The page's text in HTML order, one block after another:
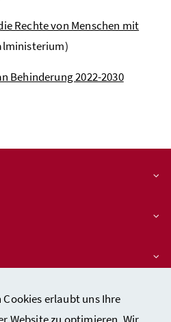
Cookies erlaubt uns Ihre
Rechte von Menschen mit
Behinderung 2022-2030